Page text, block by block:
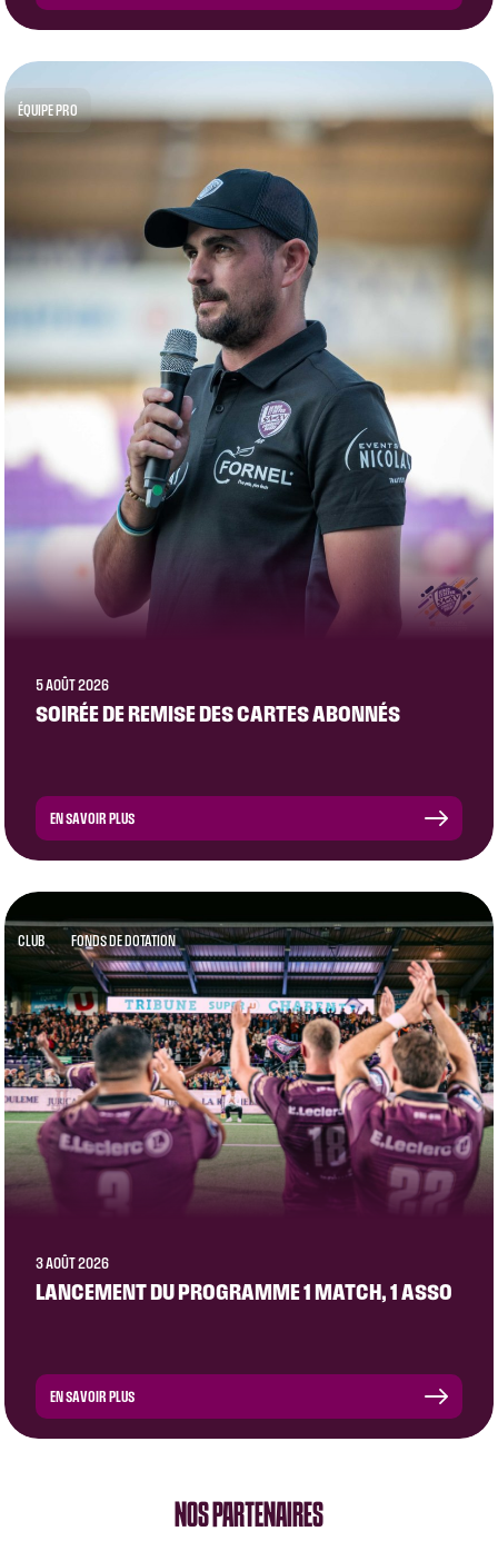
ÉQUIPE PRO
5 AOÛT 2026
SOIRÉE DE REMISE DES CARTES ABONNÉS
EN SAVOIR PLUS
CLUB FONDS DE DOTATION
3 AOÛT 2026
LANCEMENT DU PROGRAMME 1 MATCH, 1 ASSO
EN SAVOIR PLUS
NOS PARTENAIRES